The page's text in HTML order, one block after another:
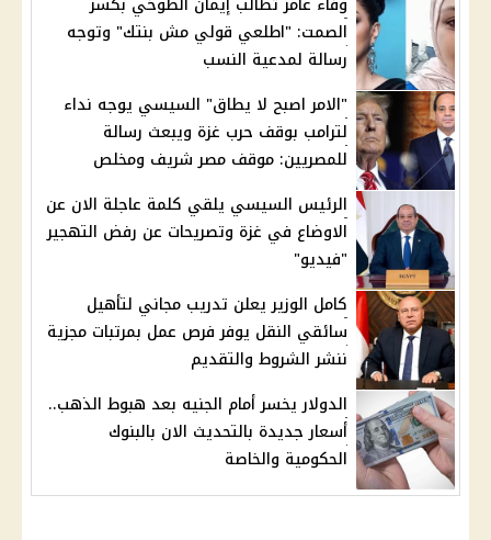
الصمت: "اطلعي قولي مش بنتك" وتوجه
رسالة لمدعية النسب
"الامر اصبح لا يطاق" السيسي يوجه نداء
لترامب بوقف حرب غزة ويبعث رسالة
للمصريين: موقف مصر شريف ومخلص
الرئيس السيسي يلقي كلمة عاجلة الان عن
الاوضاع في غزة وتصريحات عن رفض التهجير
"فيديو"
كامل الوزير يعلن تدريب مجاني لتأهيل
سائقي النقل يوفر فرص عمل بمرتبات مجزية
ننشر الشروط والتقديم
الدولار يخسر أمام الجنيه بعد هبوط الذهب..
أسعار جديدة بالتحديث الان بالبنوك
الحكومية والخاصة